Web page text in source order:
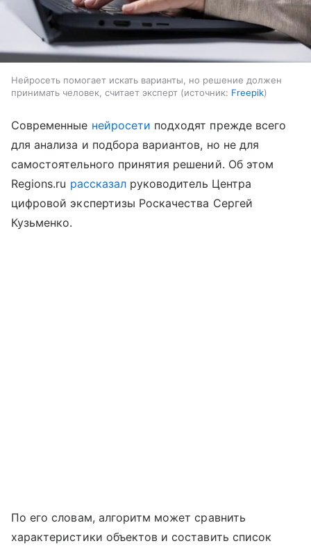
Нейросеть помогает искать варианты, но решение должен
принимать человек, считает эксперт
источник: Freepik
Cовременные нейросети подходят прежде всего
для анализа и подбора вариантов, но не для
самостоятельного принятия решений. Об этом
Regions.ru рассказалруководитель Центра
цифровой экспертизы Роскачества Сергей
Кузьменко.
По его словам, алгоритм может сравнить
характеристики объектов и составить список